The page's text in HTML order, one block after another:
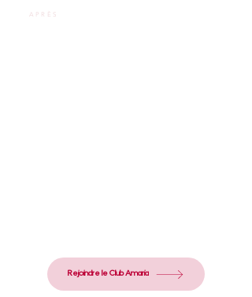
APRÈS
Rejoindre le Club Amaria